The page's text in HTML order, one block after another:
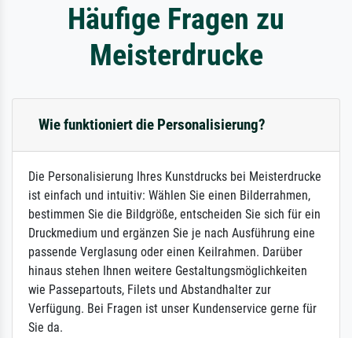
Häufige Fragen zu
Meisterdrucke
Wie funktioniert die Personalisierung?
Die Personalisierung Ihres Kunstdrucks bei Meisterdrucke
ist einfach und intuitiv: Wählen Sie einen Bilderrahmen,
bestimmen Sie die Bildgröße, entscheiden Sie sich für ein
Druckmedium und ergänzen Sie je nach Ausführung eine
passende Verglasung oder einen Keilrahmen. Darüber
hinaus stehen Ihnen weitere Gestaltungsmöglichkeiten
wie Passepartouts, Filets und Abstandhalter zur
Verfügung. Bei Fragen ist unser Kundenservice gerne für
Sie da.